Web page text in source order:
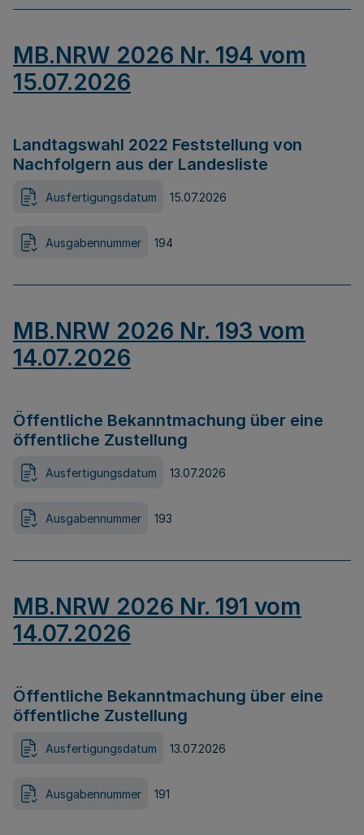
MB.NRW 2026 Nr. 194 vom
15.07.2026
Landtagswahl 2022 Feststellung von
Nachfolgern aus der Landesliste
Ausfertigungsdatum 15.07.2026
Ausgabennummer 194
MB.NRW 2026 Nr. 193 vom
14.07.2026
Öffentliche Bekanntmachung über eine
öffentliche Zustellung
Ausfertigungsdatum 13.07.2026
Ausgabennummer 193
MB.NRW 2026 Nr. 191 vom
14.07.2026
Öffentliche Bekanntmachung über eine
öffentliche Zustellung
Ausfertigungsdatum 13.07.2026
Ausgabennummer 191